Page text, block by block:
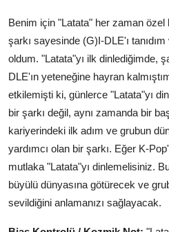
Benim için "Latata" her zaman özel
şarkı sayesinde (G)I-DLE'ı
oldum. "Latata"yı ilk dinlediğimde,
DLE'ın yeteneğine hayran
etkilemişti ki, günlerce "Latata"yı
bir şarkı değil, aynı zamanda bir
kariyerindeki ilk adım ve grubun
yardımcı olan bir şarkı. Eğer K-
mutlaka "Latata"yı dinlemelisiniz.
büyülü dünyasına götürecek ve
sevildiğini anlamanızı sağlayacak.